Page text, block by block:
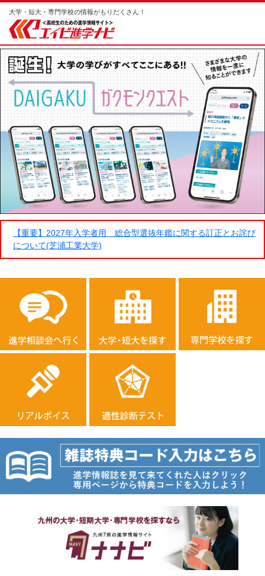
大学・短大・専門学校の情報がもりだくさん！
【重要】2027年入学者用 総合型選抜年鑑に関する訂正とお詫び
について(芝浦工業大学)